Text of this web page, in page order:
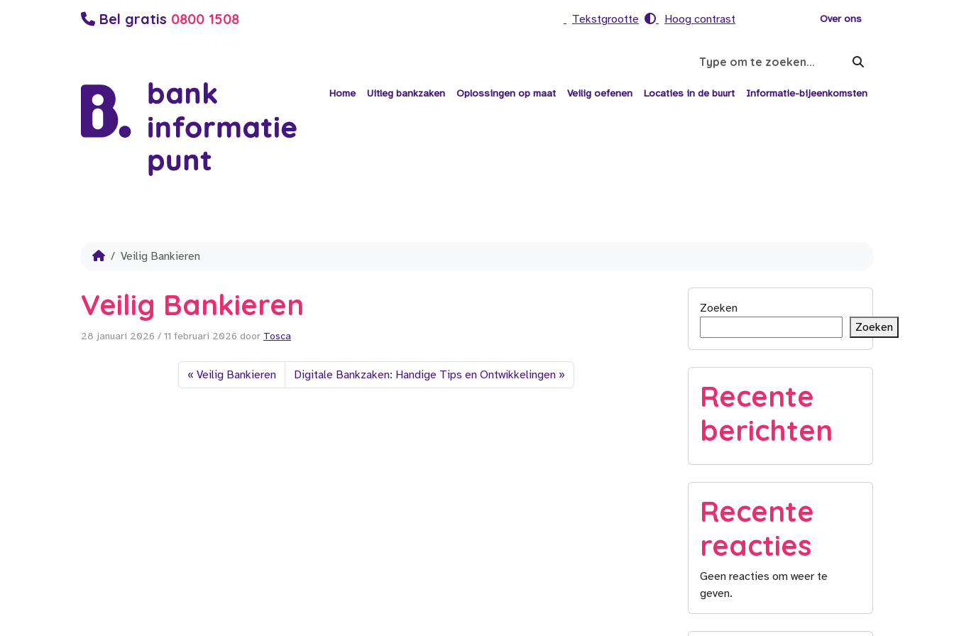
Bel gratis 0800 1508 Tekstgrootte Hoog contrast Over ons
Search
Home Uitleg bankzaken Oplossingen op maat Veilig oefenen Locaties in de buurt Informatie-bijeenkomsten
Veilig Bankieren
Veilig Bankieren
28 januari 2026 / 11 februari 2026 door Tosca
Veilig Bankieren Digitale Bankzaken: Handige Tips en Ontwikkelingen
Zoeken
Zoeken
Recente
berichten
Recente
reacties
Geen reacties om weer te
geven.